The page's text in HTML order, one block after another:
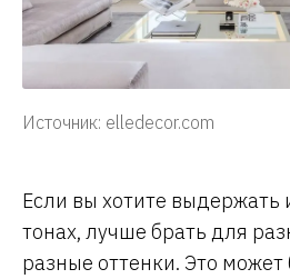
Источник: elledecor.com
Если вы хотите выдержать
тонах, лучше брать для
разные оттенки. Это